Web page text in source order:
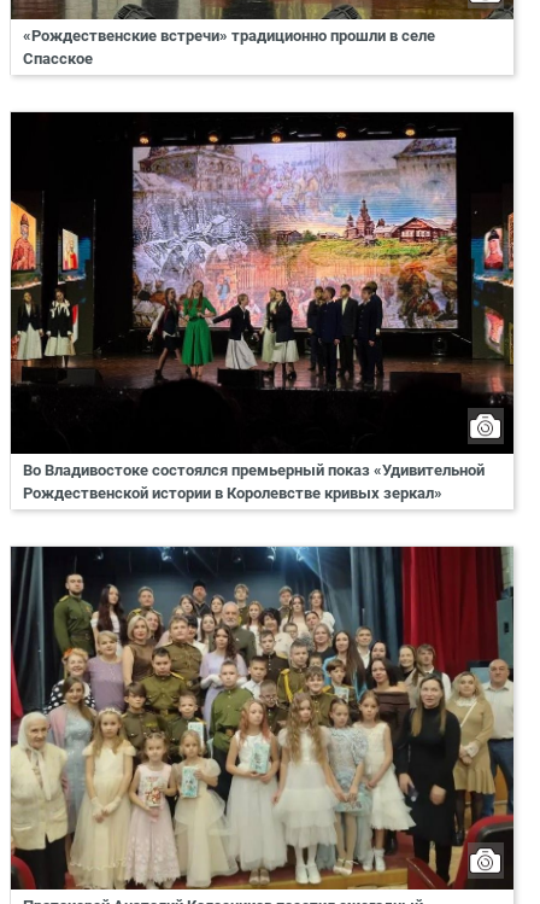
«Рождественские встречи» традиционно прошли в селе
Спасское
Во Владивостоке состоялся премьерный показ «Удивительной
Рождественской истории в Королевстве кривых зеркал»